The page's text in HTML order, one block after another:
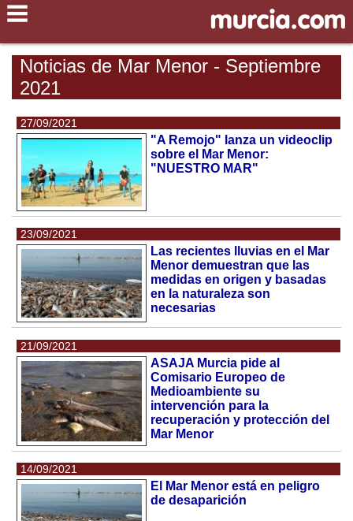
Noticias de Mar Menor - Septiembre
2021
27/09/2021
"A Remojo" lanza un videoclip
sobre el Mar Menor:
"NUESTRO MAR"
23/09/2021
Las recientes lluvias en el Mar
Menor demuestran que las
medidas en origen y basadas
en la naturaleza son
necesarias
21/09/2021
ASAJA Murcia pide al
Comisario Europeo de
Medioambiente su
intervención para la
recuperación y protección del
Mar Menor
14/09/2021
El Mar Menor está en peligro
de desaparición